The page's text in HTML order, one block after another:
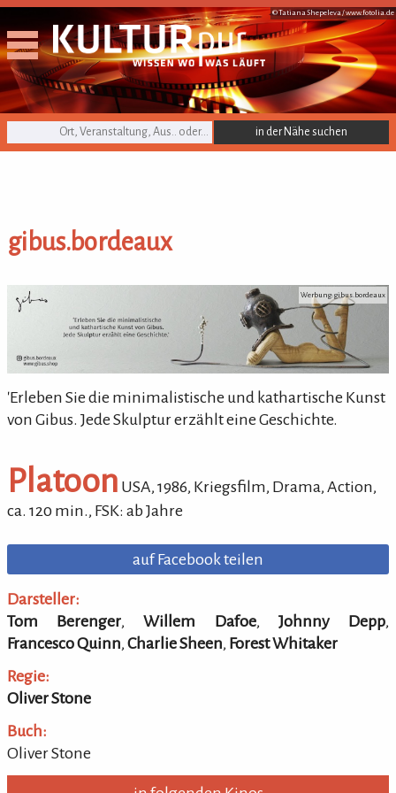
© Tatiana Shepeleva /www.fotolia.de
KULTURpur Suche
gibus.bordeaux
gibus.bordeaux Werbung: gibus.bordeaux
'Erleben Sie die minimalistische und kathartische Kunst
von Gibus. Jede Skulptur erzählt eine Geschichte.
Platoon USA, 1986, Kriegsfilm, Drama, Action,
ca. 120 min., FSK: ab Jahre
auf Facebook teilen
Darsteller:
Tom Berenger,Willem Dafoe, Johnny Depp,
Francesco Quinn, Charlie Sheen, Forest Whitaker
Regie:
Oliver Stone
Buch:
Oliver Stone